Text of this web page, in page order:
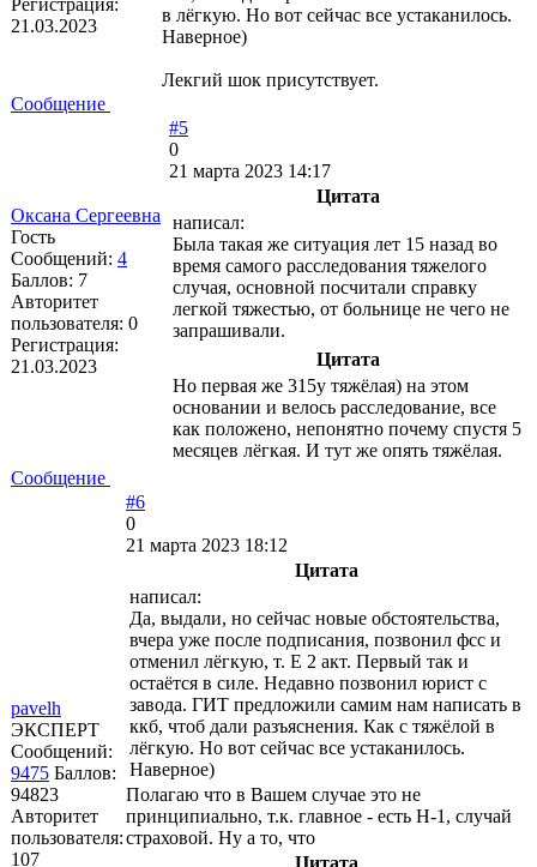
21.03.2023
в лёгкую. Но вот сейчас все устаканилось.
Наверное)
Лекгий шок присутствует.
Сообщение
Оксана Сергеевна
Гость
Сообщений: 4
Баллов: 7
Авторитет
пользователя: 0
Регистрация:
21.03.2023
#5
0
21 марта 2023 14:17
Цитата
написал:
Была такая же ситуация лет 15 назад во
время самого расследования тяжелого
случая, основной посчитали справку
легкой тяжестью, от больнице не чего не
запрашивали.
Цитата
Но первая же 315у тяжёлая) на этом
основании и велось расследование, все
как положено, непонятно почему спустя 5
месяцев лёгкая. И тут же опять тяжёлая.
Сообщение
pavelh
ЭКСПЕРТ
Сообщений:
9475 Баллов:
94823
Авторитет
пользователя:
107
#6
0
21 марта 2023 18:12
Цитата
написал:
Да, выдали, но сейчас новые обстоятельства,
вчера уже после подписания, позвонил фсс и
отменил лёгкую, т. Е 2 акт. Первый так и
остаётся в силе. Недавно позвонил юрист с
завода. ГИТ предложили самим нам написать в
ккб, чтоб дали разъяснения. Как с тяжёлой в
лёгкую. Но вот сейчас все устаканилось.
Наверное)
Полагаю что в Вашем случае это не
принципиально, т.к. главное - есть Н-1, случай
страховой. Ну а то, что
Цитата